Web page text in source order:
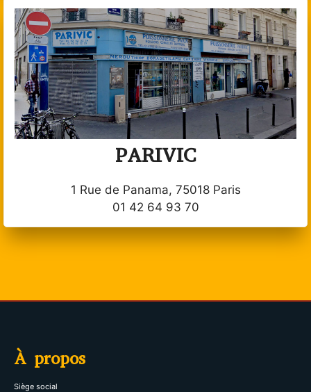
PARIVIC
1 Rue de Panama, 75018 Paris
01 42 64 93 70
À propos
Siège social